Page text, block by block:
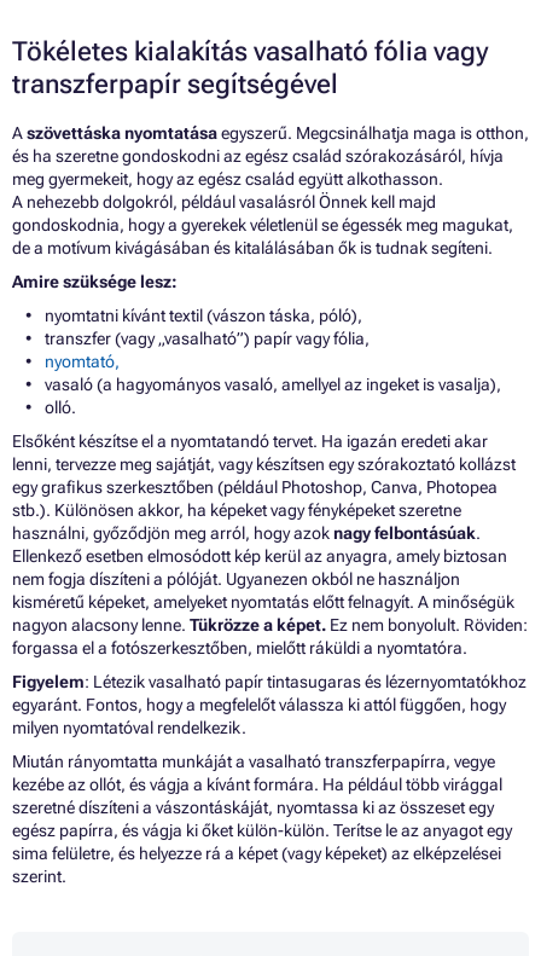
Tökéletes kialakítás vasalható fólia vagy
transzferpapír segítségével
Aszövettáska nyomtatásaegyszerű. Megcsinálhatja maga is otthon,
és ha szeretne gondoskodni az egész család szórakozásáról, hívja
meg gyermekeit, hogy az egész család együtt alkothasson.
A nehezebb dolgokról, például vasalásról Önnek kell majd
gondoskodnia, hogy a gyerekek véletlenül se égessék meg magukat,
de a motívum kivágásában és kitalálásában ők is tudnak segíteni.
Amire szüksége lesz:
nyomtatni kívánt textil (vászon táska, póló),
transzfer (vagy „vasalható”) papír vagy fólia,
nyomtató,
vasaló (a hagyományos vasaló, amellyel az ingeket is vasalja),
olló.
Elsőként készítse el a nyomtatandó tervet. Ha igazán eredeti akar
lenni, tervezze meg sajátját, vagy készítsen egy szórakoztató kollázst
egy grafikus szerkesztőben (például Photoshop, Canva, Photopea
stb.). Különösen akkor, ha képeket vagy fényképeket szeretne
használni, győződjön meg arról, hogy azoknagy felbontásúak.
Ellenkező esetben elmosódott kép kerül az anyagra, amely biztosan
nem fogja díszíteni a pólóját. Ugyanezen okból ne használjon
kisméretű képeket, amelyeket nyomtatás előtt felnagyít. A minőségük
nagyon alacsony lenne. Tükrözze a képet. Ez nem bonyolult. Röviden:
forgassa el a fotószerkesztőben, mielőtt ráküldi a nyomtatóra.
Figyelem: Létezik vasalható papír tintasugaras és lézernyomtatókhoz
egyaránt. Fontos, hogy a megfelelőt válassza ki attól függően, hogy
milyen nyomtatóval rendelkezik.
Miután rányomtatta munkáját a vasalható transzferpapírra, vegye
kezébe az ollót, és vágja a kívánt formára. Ha például több virággal
szeretné díszíteni a vászontáskáját, nyomtassa ki az összeset egy
egész papírra, és vágja ki őket külön-külön. Terítse le az anyagot egy
sima felületre, és helyezze rá a képet (vagy képeket) az elképzelései
szerint.